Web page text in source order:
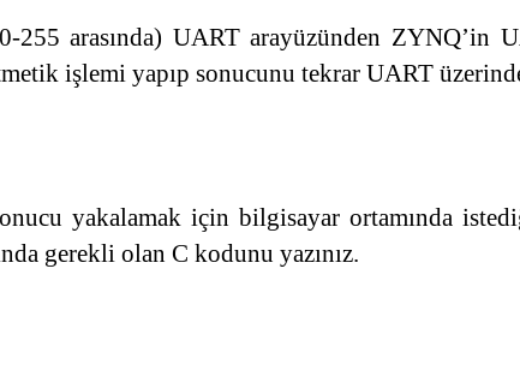
arasında) UART arayüzünden ZYNQ’in
işlemi yapıp sonucunu tekrar UART
yakalamak için bilgisayar ortamında
gerekli olan C kodunu yazınız.